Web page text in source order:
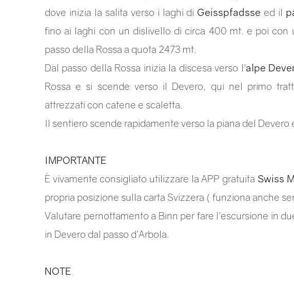
dove inizia la salita verso i laghi di Geisspfadsse ed il
fino ai laghi con un dislivello di circa 400 mt. e poi con
passo della Rossa a quota 2473 mt.
Dal passo della Rossa inizia la discesa verso l'alpe
Rossa e si scende verso il Devero, qui nel primo
attrezzati con catene e scaletta.
Il sentiero scende rapidamente verso la piana del Devero
IMPORTANTE
È vivamente consigliato utilizzare la APP gratuita Swiss
propria posizione sulla carta Svizzera ( funziona anche
Valutare pernottamento a Binn per fare l'escursione in
in Devero dal passo d'Arbola.
NOTE